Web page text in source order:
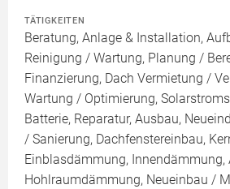
TÄTIGKEITEN
Beratung, Anlage & Installation,
Reinigung / Wartung, Planung /
Finanzierung, Dach Vermietung /
Wartung / Optimierung,
Batterie, Reparatur, Ausbau,
/ Sanierung, Dachfenstereinbau,
Einblasdämmung, Innendämmung,
Hohlraumdämmung, Neueinbau /